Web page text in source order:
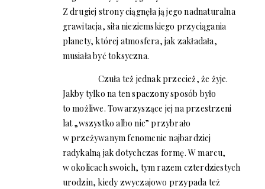
Z drugiej strony ciągnęła ją jego nadnaturalna
grawitacja, siła nieziemskiego przyciągania
planety, której atmosfera, jak zakładała,
musiała być toksyczna.
Czuła też jednak przecież, że żyje.
Jakby tylko na ten spaczony sposób było
to możliwe. Towarzyszące jej na przestrzeni
lat „wszystko albo nic” przybrało
w przeżywanym fenomenie najbardziej
radykalną jak dotychczas formę. W marcu,
w okolicach swoich, tym razem czterdziestych
urodzin, kiedy zwyczajowo przypada też